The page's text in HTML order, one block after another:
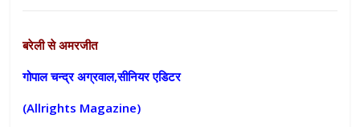
बरेली से अमरजीत
गोपाल चन्द्र अग्रवाल,सीनियर एडिटर
(Allrights Magazine)